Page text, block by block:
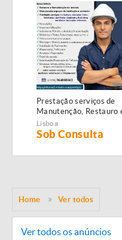
Prestação serviços de
Manutenção, Restauro
Remodelação de
imóveis!
Lisboa
Sob Consulta
Home Ver todos
Ver todos os anúncios